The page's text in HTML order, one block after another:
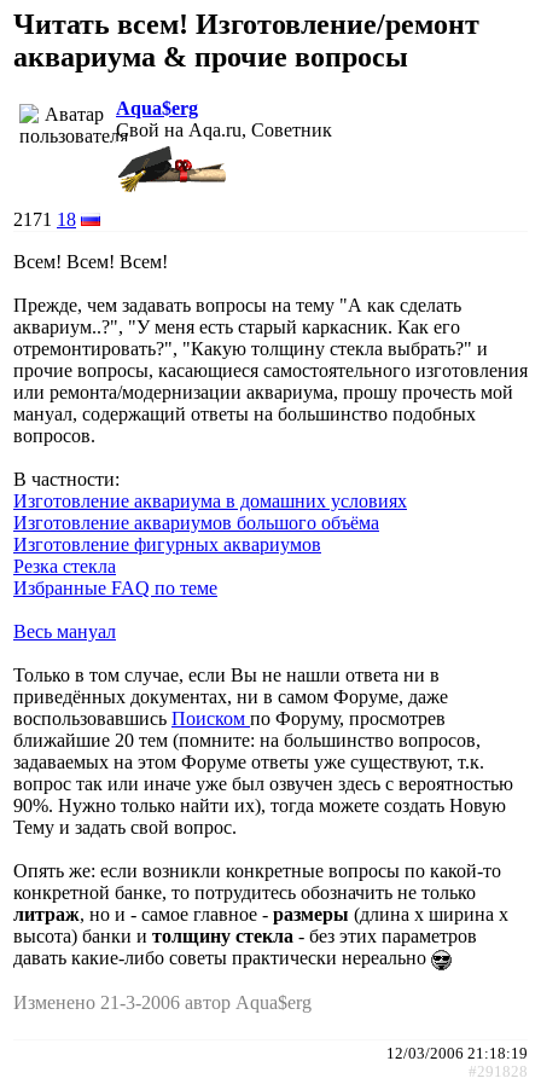
Читать всем! Изготовление/ремонт
аквариума & прочие вопросы
Aqua$erg
Свой на Aqa.ru, Советник
2171 18
Всем! Всем! Всем!
Прежде, чем задавать вопросы на тему "А как сделать
аквариум..?", "У меня есть старый каркасник. Как его
отремонтировать?", "Какую толщину стекла выбрать?" и
прочие вопросы, касающиеся самостоятельного изготовления
или ремонта/модернизации аквариума, прошу прочесть мой
мануал, содержащий ответы на большинство подобных
вопросов.
В частности:
Изготовление аквариума в домашних условиях
Изготовление аквариумов большого объёма
Изготовление фигурных аквариумов
Резка стекла
Избранные FAQ по теме
Весь мануал
Только в том случае, если Вы не нашли ответа ни в
приведённых документах, ни в самом Форуме, даже
воспользовавшись Поиском по Форуму, просмотрев
ближайшие 20 тем (помните: на большинство вопросов,
задаваемых на этом Форуме ответы уже существуют, т.к.
вопрос так или иначе уже был озвучен здесь с вероятностью
90%. Нужно только найти их), тогда можете создать Новую
Тему и задать свой вопрос.
Опять же: если возникли конкретные вопросы по какой-то
конкретной банке, то потрудитесь обозначить не только
литраж, но и - самое главное - размеры (длина х ширина х
высота) банки и толщину стекла - без этих параметров
давать какие-либо советы практически нереально
Изменено 21-3-2006 автор Aqua$erg
12/03/2006 21:18:19
#291828